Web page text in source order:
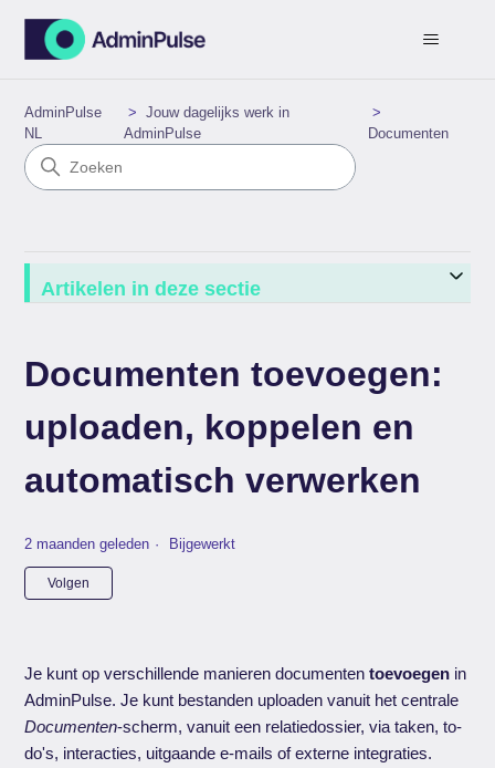
AdminPulse
NL
Jouw dagelijks werk in
AdminPulse
Documenten
Artikelen in deze sectie
Documenten toevoegen:
uploaden, koppelen en
automatisch verwerken
2 maanden geleden Bijgewerkt
Volgen
Je kunt op verschillende manieren documententoevoegen in
AdminPulse. Je kunt bestanden uploaden vanuit het centrale
Documenten-scherm, vanuit een relatiedossier, via taken, to-
do's, interacties, uitgaande e-mails of externe integraties.